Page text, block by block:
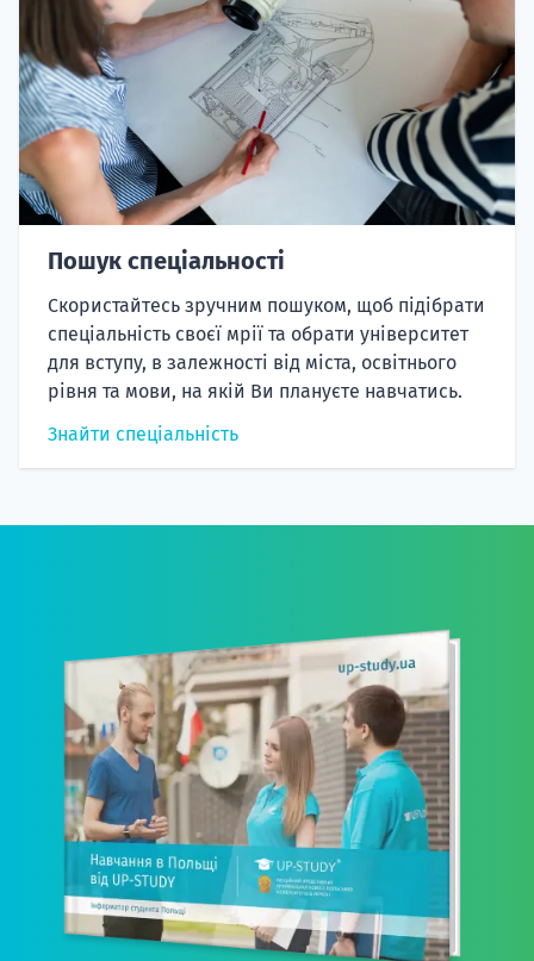
Пошук спеціальності
Скористайтесь зручним пошуком, щоб підібрати
спеціальність своєї мрії та обрати університет
для вступу, в залежності від міста, освітнього
рівня та мови, на якій Ви плануєте навчатись.
Знайти спеціальність